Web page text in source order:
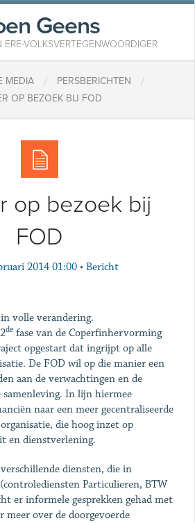
Geens
VOLKSVERTEGENWOORDIGER
MEDIA / PERSBERICHTEN /
OP BEZOEK BIJ FOD
op bezoek bij
FOD
2014 01:00 • Bericht
volle verandering.
defase van de Coperfinhervorming
opgestart dat ingrijpt op alle
De FOD wil op die manier een
aan de verwachtingen en de
samenleving. In lijn hiermee
naar een meer gecentraliseerde
die hoog inzet op
en dienstverlening.
diensten, die in
Particulieren, BTW
er informele gesprekken gehad met
meer over de doorgevoerde